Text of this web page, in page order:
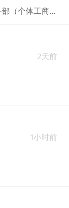
成都市双流区聪学伴学信息技术咨询服务部（个体工商户）
2天前
1小时前